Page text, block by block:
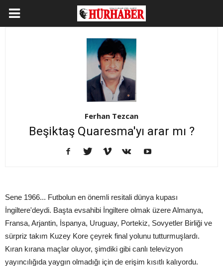
Ferhan Tezcan
Beşiktaş Quaresma'yı arar mı ?
Sene 1966... Futbolun en önemli resitali dünya kupası
İngiltere'deydi. Başta evsahibi İngiltere olmak üzere Almanya,
Fransa, Arjantin, İspanya, Uruguay, Portekiz, Sovyetler Birliği ve
sürpriz takım Kuzey Kore çeyrek final yolunu tutturmuşlardı.
Kıran kırana maçlar oluyor, şimdiki gibi canlı televizyon
yayıncılığıda yaygın olmadığı için de erişim kısıtlı kalıyordu.